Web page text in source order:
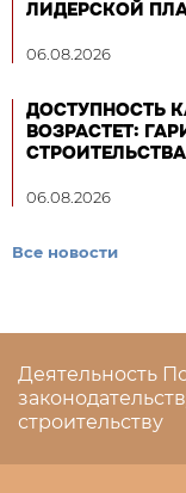
ЛИДЕРСКОЙ
06.08.2026
ДОСТУПНОСТЬ
ВОЗРАСТЕТ:
06.08.2026
Все новости
Деятельность
строительству